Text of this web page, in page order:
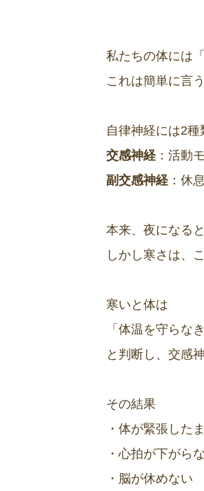
私たちの体には
これは簡単に言う
自律神経には2種
交感神経 ：活動
副交感神経 ：休
本来、夜になる
しかし寒さは、
寒いと体は
「体温を守らな
と判断し、交感
その結果
・体が緊張した
・心拍が下がら
・脳が休めない